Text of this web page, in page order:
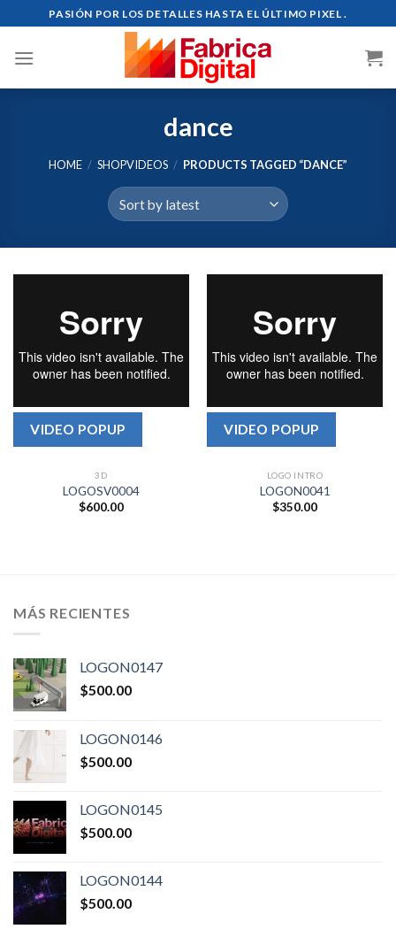
to
content
PASIÓN POR LOS DETALLES HASTA EL ÚLTIMO PIXEL .
dance
HOME / SHOPVIDEOS / PRODUCTS TAGGED “DANCE”
VIDEO POPUP
3D
LOGOSV0004
$600.00
VIDEO POPUP
LOGO INTRO
LOGON0041
$350.00
MÁS RECIENTES
LOGON0147
$500.00
LOGON0146
$500.00
LOGON0145
$500.00
LOGON0144
$500.00